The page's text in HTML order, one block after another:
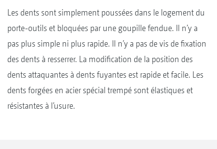
Les dents sont simplement poussées dans le logement du
porte-outils et bloquées par une goupille fendue. Il n’y a
pas plus simple ni plus rapide. Il n’y a pas de vis de fixation
des dents à resserrer. La modification de la position des
dents attaquantes à dents fuyantes est rapide et facile. Les
dents forgées en acier spécial trempé sont élastiques et
résistantes à l’usure.